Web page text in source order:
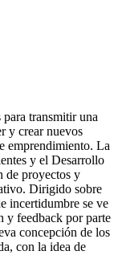
transmitir una
y crear nuevos
emprendimiento. La
y el Desarrollo
de proyectos y
Dirigido sobre
incertidumbre se ve
y feedback por parte
concepción de los
con la idea de